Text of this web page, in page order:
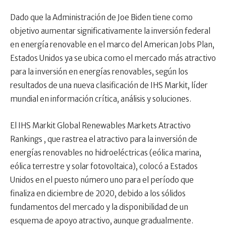
Dado que la Administración de Joe Biden tiene como
objetivo aumentar significativamente la inversión federal
en energía renovable en el marco del American Jobs Plan,
Estados Unidos ya se ubica como el mercado más atractivo
para la inversión en energías renovables, según los
resultados de una nueva clasificación de IHS Markit, líder
mundial en información crítica, análisis y soluciones.
El IHS Markit Global Renewables Markets Atractivo
Rankings , que rastrea el atractivo para la inversión de
energías renovables no hidroeléctricas (eólica marina,
eólica terrestre y solar fotovoltaica), colocó a Estados
Unidos en el puesto número uno para el período que
finaliza en diciembre de 2020, debido a los sólidos
fundamentos del mercado y la disponibilidad de un
esquema de apoyo atractivo, aunque gradualmente.